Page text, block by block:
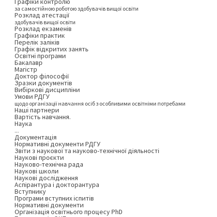
за самостійною роботою здобувачів вищої освіти
Розклад атестації
здобувачів вищої освіти
Розклад екзаменів
Графіки практик
Перелік заліків
Графік відкритих занять
Освітні програми
Бакалавр
Магістр
Доктор філософії
Зразки документів
Вибіркові дисципліни
Умови РДГУ
щодо організації навчання осіб з особливими освітніми потребами
Наші партнери
Вартість навчання.
Наука
...
Документація
Нормативні документи РДГУ
Звіти з наукової та науково-технічної діяльності
Наукові проєкти
Науково-технічна рада
Наукові школи
Наукові дослідження
Аспірантура і докторантура
Вступнику
Програми вступних іспитів
Нормативні документи
Організація освітнього процесу PhD